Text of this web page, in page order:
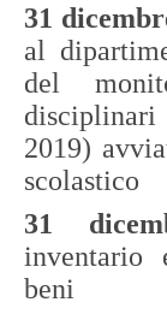
31
al
del
disciplinari
2019)
scolastico
31
inventario
beni